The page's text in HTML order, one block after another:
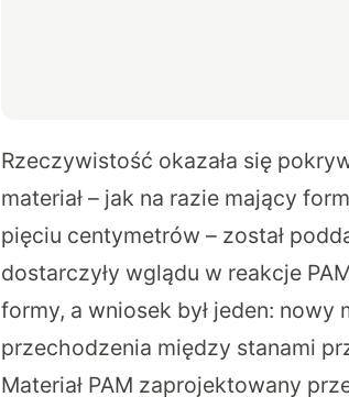
Rzeczywistość okazała się
materiał – jak na razie mający
pięciu centymetrów – został
dostarczyły wglądu w reakcje
formy, a wniosek był jeden: nowy
przechodzenia między stanami
Materiał PAM zaprojektowany